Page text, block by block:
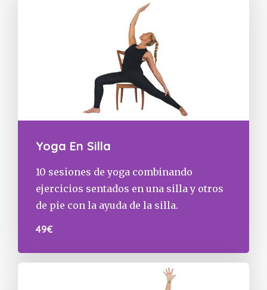
Yoga En Silla
10 sesiones de yoga combinando
ejercicios sentados en una silla y otros
de pie con la ayuda de la silla.
49€